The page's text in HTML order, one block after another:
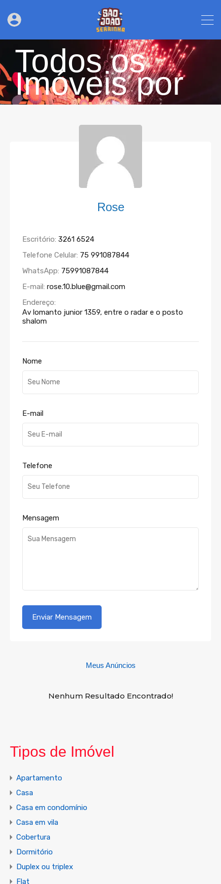
Todos os
Imóveis por
Rose
Escritório: 3261 6524
Telefone Celular: 75 991087844
WhatsApp: 75991087844
E-mail: rose.10.blue@gmail.com
Endereço:
Av lomanto junior 1359, entre o radar e o posto
shalom
Nome
E-mail
Telefone
Mensagem
Meus Anúncios
Nenhum Resultado Encontrado!
Tipos de Imóvel
Apartamento
Casa
Casa em condomínio
Casa em vila
Cobertura
Dormitório
Duplex ou triplex
Flat